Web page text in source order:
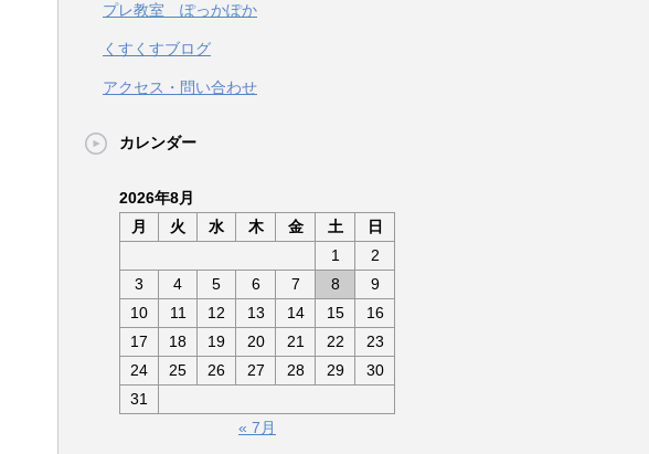
プレ教室 ぽっかぽか
くすくすブログ
アクセス・問い合わせ
カレンダー
2026年8月
月
火 水 木 金 土
日
1
2
3
4 5 6 7 8
9
10
11 12 13 14 15
16
17
18 19 20 21 22
23
24
25 26 27 28 29
30
31
« 7月